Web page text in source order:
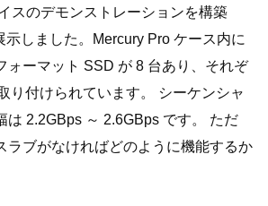
スのデモンストレーションを構築
示しました。Mercury Pro ケース内に
ォーマット SSD が 8 台あり、それぞ
り付けられています。 シーケンシャ
は 2.2GBps ～ 2.6GBps です。 ただ
ラブがなければどのように機能するか